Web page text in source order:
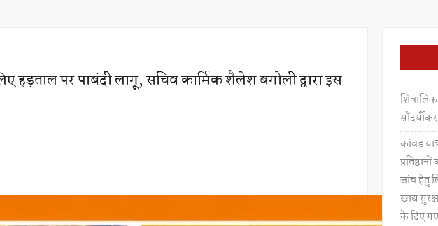
हड़ताल पर पाबंदी लागू, सचिव कार्मिक शैलेश बगोली द्वारा इस
कांवड़
जांच हेतु
खाद्य
के दिए